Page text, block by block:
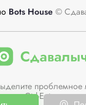
Bots House ©
проблемное
Ctrl-Enter